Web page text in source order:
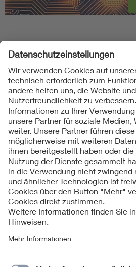
Folgen Sie uns
Kontakte
Service
Impressum
Datenschutzinformationen
Cookie Hinweise